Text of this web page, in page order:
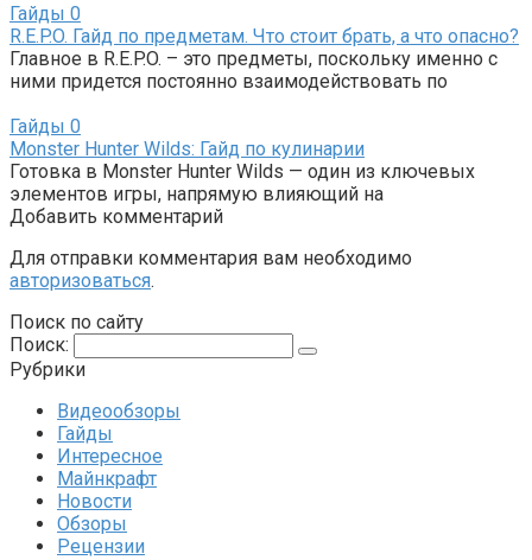
Гайды 0
R.E.P.O. Гайд по предметам. Что стоит брать, а что опасно?
Главное в R.E.P.O. – это предметы, поскольку именно с
ними придется постоянно взаимодействовать по
Гайды 0
Monster Hunter Wilds: Гайд по кулинарии
Готовка в Monster Hunter Wilds — один из ключевых
элементов игры, напрямую влияющий на
Добавить комментарий
Для отправки комментария вам необходимо
авторизоваться.
Поиск по сайту
Поиск:
Рубрики
Видеообзоры
Гайды
Интересное
Майнкрафт
Новости
Обзоры
Рецензии